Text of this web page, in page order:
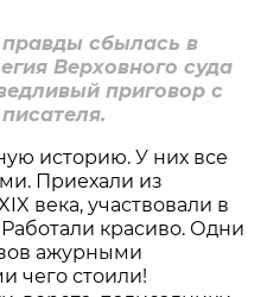
сбылась в
Верховного суда
приговор с
историю. У них все
Приехали из
века, участвовали в
красиво. Одни
ажурными
чего стоили!